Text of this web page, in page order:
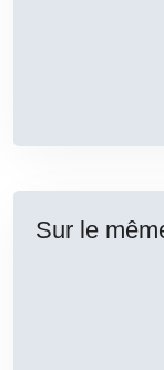
Sur le